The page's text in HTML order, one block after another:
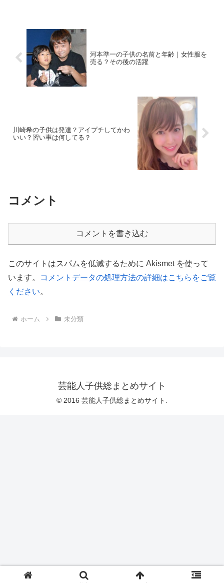
河本準一の子供の名前と年齢｜女性服を
売る？その後の活躍
川崎希の子供は発達？アイプチしてかわ
いい？習い事は何してる？
コメント
コメントを書き込む
このサイトはスパムを低減するために Akismet を使って
います。
コメントデータの処理方法の詳細はこちらをご覧
ください。
ホーム 未分類
芸能人子供総まとめサイト
© 2016 芸能人子供総まとめサイト.